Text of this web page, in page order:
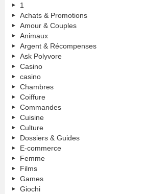
1
Achats & Promotions
Amour & Couples
Animaux
Argent & Récompenses
Ask Polyvore
Casino
casino
Chambres
Coiffure
Commandes
Cuisine
Culture
Dossiers & Guides
E-commerce
Femme
Films
Games
Giochi